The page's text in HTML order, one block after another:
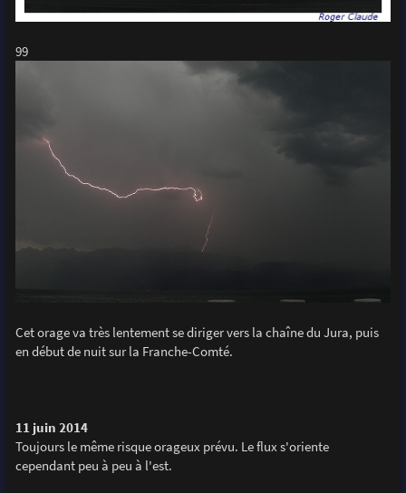
99
Cet orage va très lentement se diriger vers la chaîne du Jura, puis
en début de nuit sur la Franche-Comté.
11 juin 2014
Toujours le même risque orageux prévu. Le flux s'oriente
cependant peu à peu à l'est.